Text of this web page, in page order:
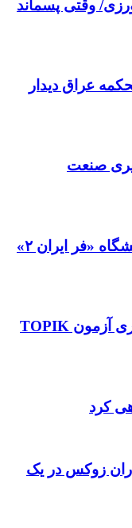
وقتی پسماند
عراق دیدار
صنعت
تمدید مهلت ثبت‌نام دومین نمایشگاه «فر ایران ۲»
راه‌اندازی رشته کره‌ای و برگزاری آزمون TOPIK
کرد
زوکس در یک